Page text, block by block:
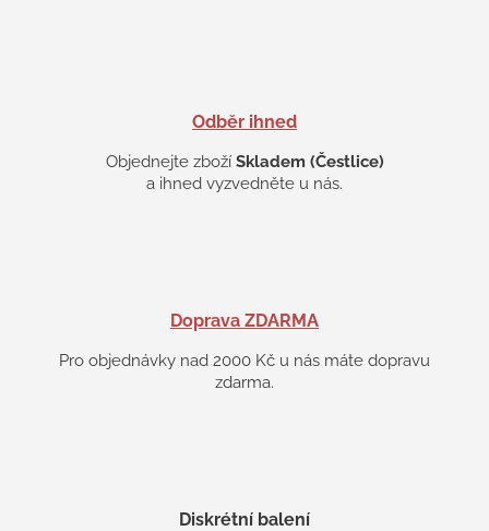
s
u
Odběr ihned
Objednejte zboží Skladem (Čestlice)
a ihned vyzvedněte u nás.
Doprava ZDARMA
Pro objednávky nad 2000 Kč u nás máte dopravu
zdarma.
Diskrétní balení